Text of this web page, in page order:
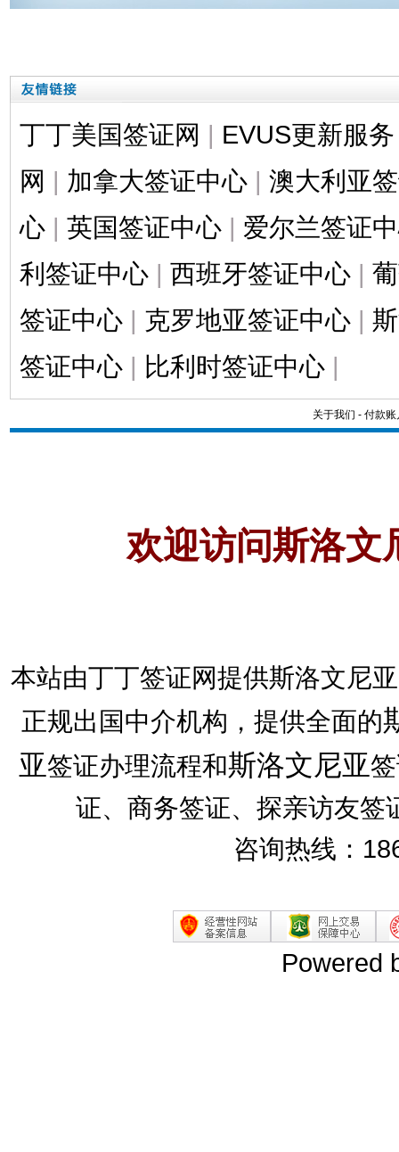
丁丁美国签证网 | EVUS更新服务
网 | 加拿大签证中心 | 澳大利亚
心 | 英国签证中心 | 爱尔兰签证
利签证中心 | 西班牙签证中心 |
签证中心 | 克罗地亚签证中心 |
签证中心 | 比利时签证中心 |
关于我们 - 付款账
欢迎访问斯洛文
本站由丁丁签证网提供斯洛文尼
正规出国中介机构，提供全面的
亚签证办理流程和斯洛文尼亚
证、商务签证、探亲访友签
咨询热线：
Powered